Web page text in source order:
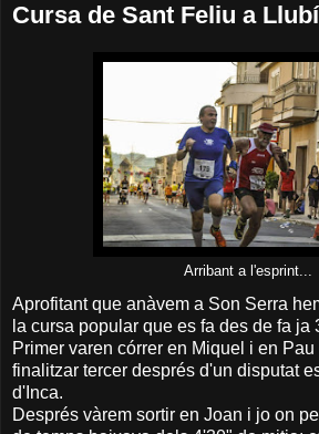
Cursa de Sant Feliu a
Arribant a l'esprint...
Aprofitant que anàvem a Son Serra
la cursa popular que es fa des de fa ja
Primer varen córrer en Miquel i en
finalitzar tercer després d'un disputat
d'Inca.
Després vàrem sortir en Joan i jo on